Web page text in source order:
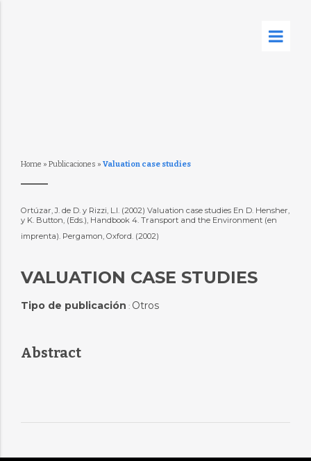
Home » Publicaciones » Valuation case studies
Ortúzar, J. de D. y Rizzi, L.I. (2002) Valuation case studies En D. Hensher,
y K. Button, (Eds.), Handbook 4. Transport and the Environment (en
imprenta). Pergamon, Oxford. (2002)
VALUATION CASE STUDIES
Tipo de publicación : Otros
Abstract